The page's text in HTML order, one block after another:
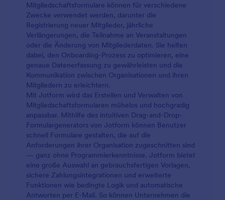
Mitgliedschaftsformulare können für verschiedene
Zwecke verwendet werden, darunter die
Registrierung neuer Mitglieder, jährliche
Verlängerungen, die Teilnahme an Veranstaltungen
oder die Änderung von Mitgliederdaten. Sie helfen
dabei, den Onboarding-Prozess zu optimieren, eine
genaue Datenerfassung zu gewährleisten und die
Kommunikation zwischen Organisationen und ihren
Mitgliedern zu erleichtern.
Mit Jotform wird das Erstellen und Verwalten von
Mitgliedschaftsformularen mühelos und hochgradig
anpassbar. Mithilfe des intuitiven Drag-and-Drop-
Formulargenerators von Jotform können Benutzer
schnell Formulare gestalten, die auf die
Anforderungen ihrer Organisation zugeschnitten sind
— ganz ohne Programmierkenntnisse. Jotform bietet
eine große Auswahl an gebrauchsfertigen Vorlagen,
sichere Zahlungsintegrationen und erweiterte
Funktionen wie bedingte Logik und automatische
Antworten per E-Mail. So können Unternehmen die